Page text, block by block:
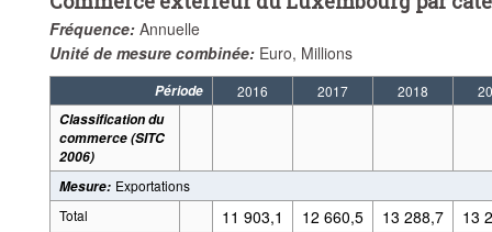
Fréquence: Annuelle
Unité de mesure combinée: Euro, Millions
Période 2016 2017 2018
Classification du
commerce (SITC
2006)
Mesure: Exportations
Total
11 903,1 12 660,5 13 288,7
13